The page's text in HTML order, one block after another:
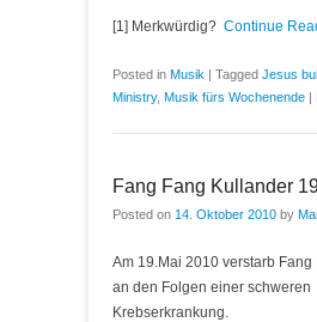
[1] Merkwürdig? Continue
Posted in Musik | Tagged Jesus
Ministry, Musik fürs Wochenende |
Fang Fang Kullander
Posted on 14. Oktober 2010 by
Am 19.Mai 2010 verstarb
an den Folgen einer schweren
Krebserkrankung.